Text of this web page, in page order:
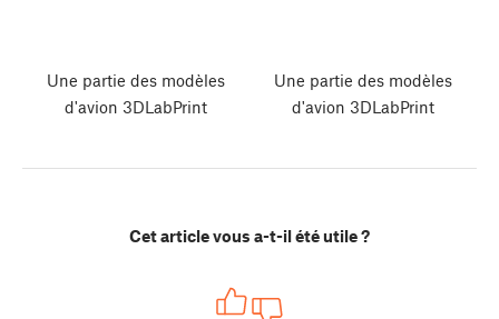
Une partie des modèles
d'avion 3DLabPrint
Une partie des modèles
d'avion 3DLabPrint
Cet article vous a-t-il été utile ?